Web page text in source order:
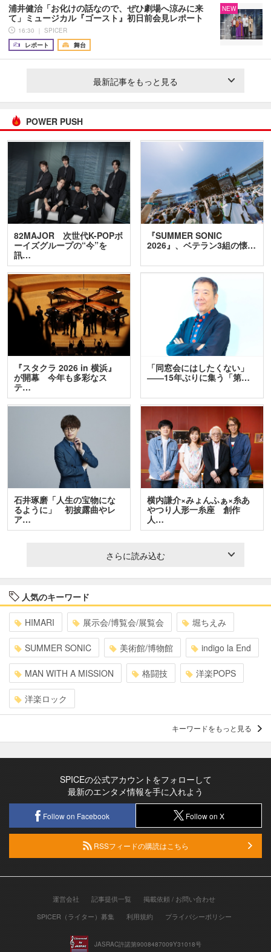
浦井健治「お化けの話なので、ぜひ劇場へ涼みに来
て」ミュージカル『ゴースト』初日前会見レポート
16:30 ｜ SPICER
レポート
舞台
NEW
最新記事をもっと見る
POWER PUSH
82MAJOR 次世代K-POPボ
ーイズグループの“今”を
訊…
『SUMMER SONIC
2026』、ベテラン3組の懐…
『スタクラ 2026 in 横浜』
が開幕 今年も多彩なス
テ…
「同窓会にはしたくない」
――15年ぶりに集う「第…
石井琢磨「人生の宝物にな
るように」 初披露曲やレ
ア…
横内謙介×みょんふぁ×糸あ
やつり人形一糸座 創作
人…
さらに読み込む
人気のキーワード
HIMARI 展示会/博覧会/展覧会 堀ちえみ
SUMMER SONIC 美術館/博物館 indigo la End
MAN WITH A MISSION 格闘技 洋楽POPS
洋楽ロック
キーワードをもっと見る
SPICEの公式アカウントをフォローして
最新のエンタメ情報を手に入れよう
Follow on Facebook Follow on X
RSSフィードの購読はこちら
運営会社 記事提供一覧
掲載依頼 / お問い合わせ
SPICER（ライター）募集
利用規約 プライバシーポリシー
JASRAC許諾第9008487009Y31018号